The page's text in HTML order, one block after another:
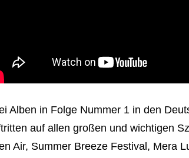
Alben in Folge Nummer 1 in den
auf allen großen und wichtigen
Air, Summer Breeze Festival, Mera